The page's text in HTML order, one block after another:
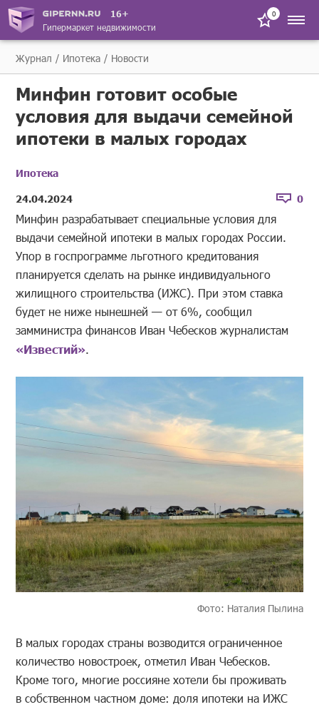
16+
Гипермаркет недвижимости
0
Журнал Ипотека Новости
Минфин готовит особые
условия для выдачи семейной
ипотеки в малых городах
Ипотека
24.04.2024
0
Минфин разрабатывает специальные условия для
выдачи семейной ипотеки в малых городах России.
Упор в госпрограмме льготного кредитования
планируется сделать на рынке индивидуального
жилищного строительства (ИЖС). При этом ставка
будет не ниже нынешней — от 6%, сообщил
замминистра финансов Иван Чебесков журналистам
«Известий».
Фото: Наталия Пылина
В малых городах страны возводится ограниченное
количество новостроек, отметил Иван Чебесков.
Кроме того, многие россияне хотели бы проживать
в собственном частном доме: доля ипотеки на ИЖС